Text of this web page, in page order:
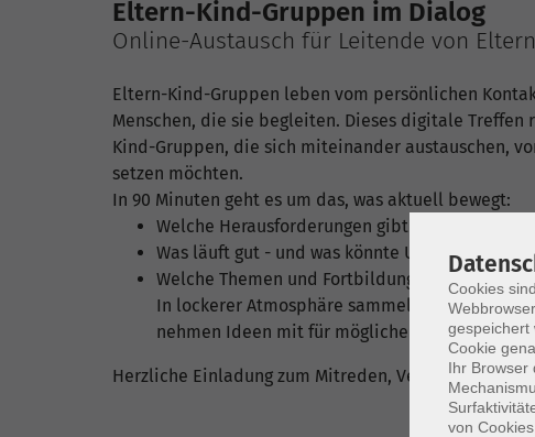
Eltern-Kind-Gruppen im Dialog
Online-Austausch für Leitende von
Eltern-Kind-Gruppen leben vom persönlichen
Menschen, die sie begleiten. Dieses digitale
Kind-Gruppen, die sich miteinander austauschen,
setzen möchten.
In 90 Minuten geht es um das, was aktuell bewegt:
Welche Herausforderungen gibt es?
Was läuft gut - und was könnte Unterstützung
Welche Themen und Fortbildungswünsche
In lockerer Atmosphäre sammeln wir
nehmen Ideen mit für mögliche nächste
Herzliche Einladung zum Mitreden, Vernetzen und
Cookies
gespeichert
Cookie
Ihr Browser
von